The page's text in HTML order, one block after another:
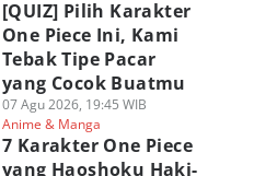
[QUIZ] Pilih Karakter
One Piece Ini, Kami
Tebak Tipe Pacar
yang Cocok Buatmu
07 Agu 2026, 19:45 WIB
Anime & Manga
7 Karakter One Piece
yang Haoshoku Haki-